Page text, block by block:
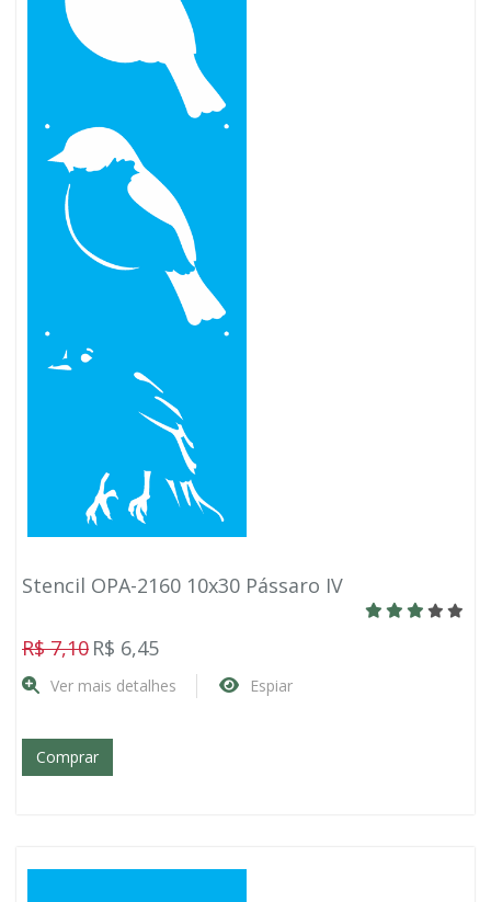
Stencil OPA-2160 10x30 Pássaro IV
R$ 7,10 R$ 6,45
Ver mais detalhes Espiar
Comprar